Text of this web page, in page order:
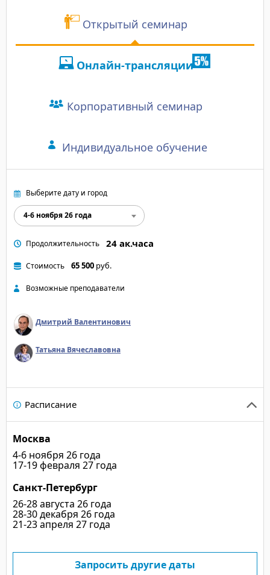
Открытый семинар
Онлайн-трансляции
Корпоративный семинар
Индивидуальное обучение
Выберите дату и город
4-6 ноября 26 года
Продолжительность 24 ак.часа
Стоимость 65 500 руб.
Возможные преподаватели
Дмитрий Валентинович
Татьяна Вячеславовна
Расписание
Москва
4-6 ноября 26 года
17-19 февраля 27 года
Санкт-Петербург
26-28 августа 26 года
28-30 декабря 26 года
21-23 апреля 27 года
Запросить другие даты
практическими
специалисты
отметить
организаторов и
Отзыв участника:
"Преподаватель всё
полочкам: просто и
даёт развёрнутый